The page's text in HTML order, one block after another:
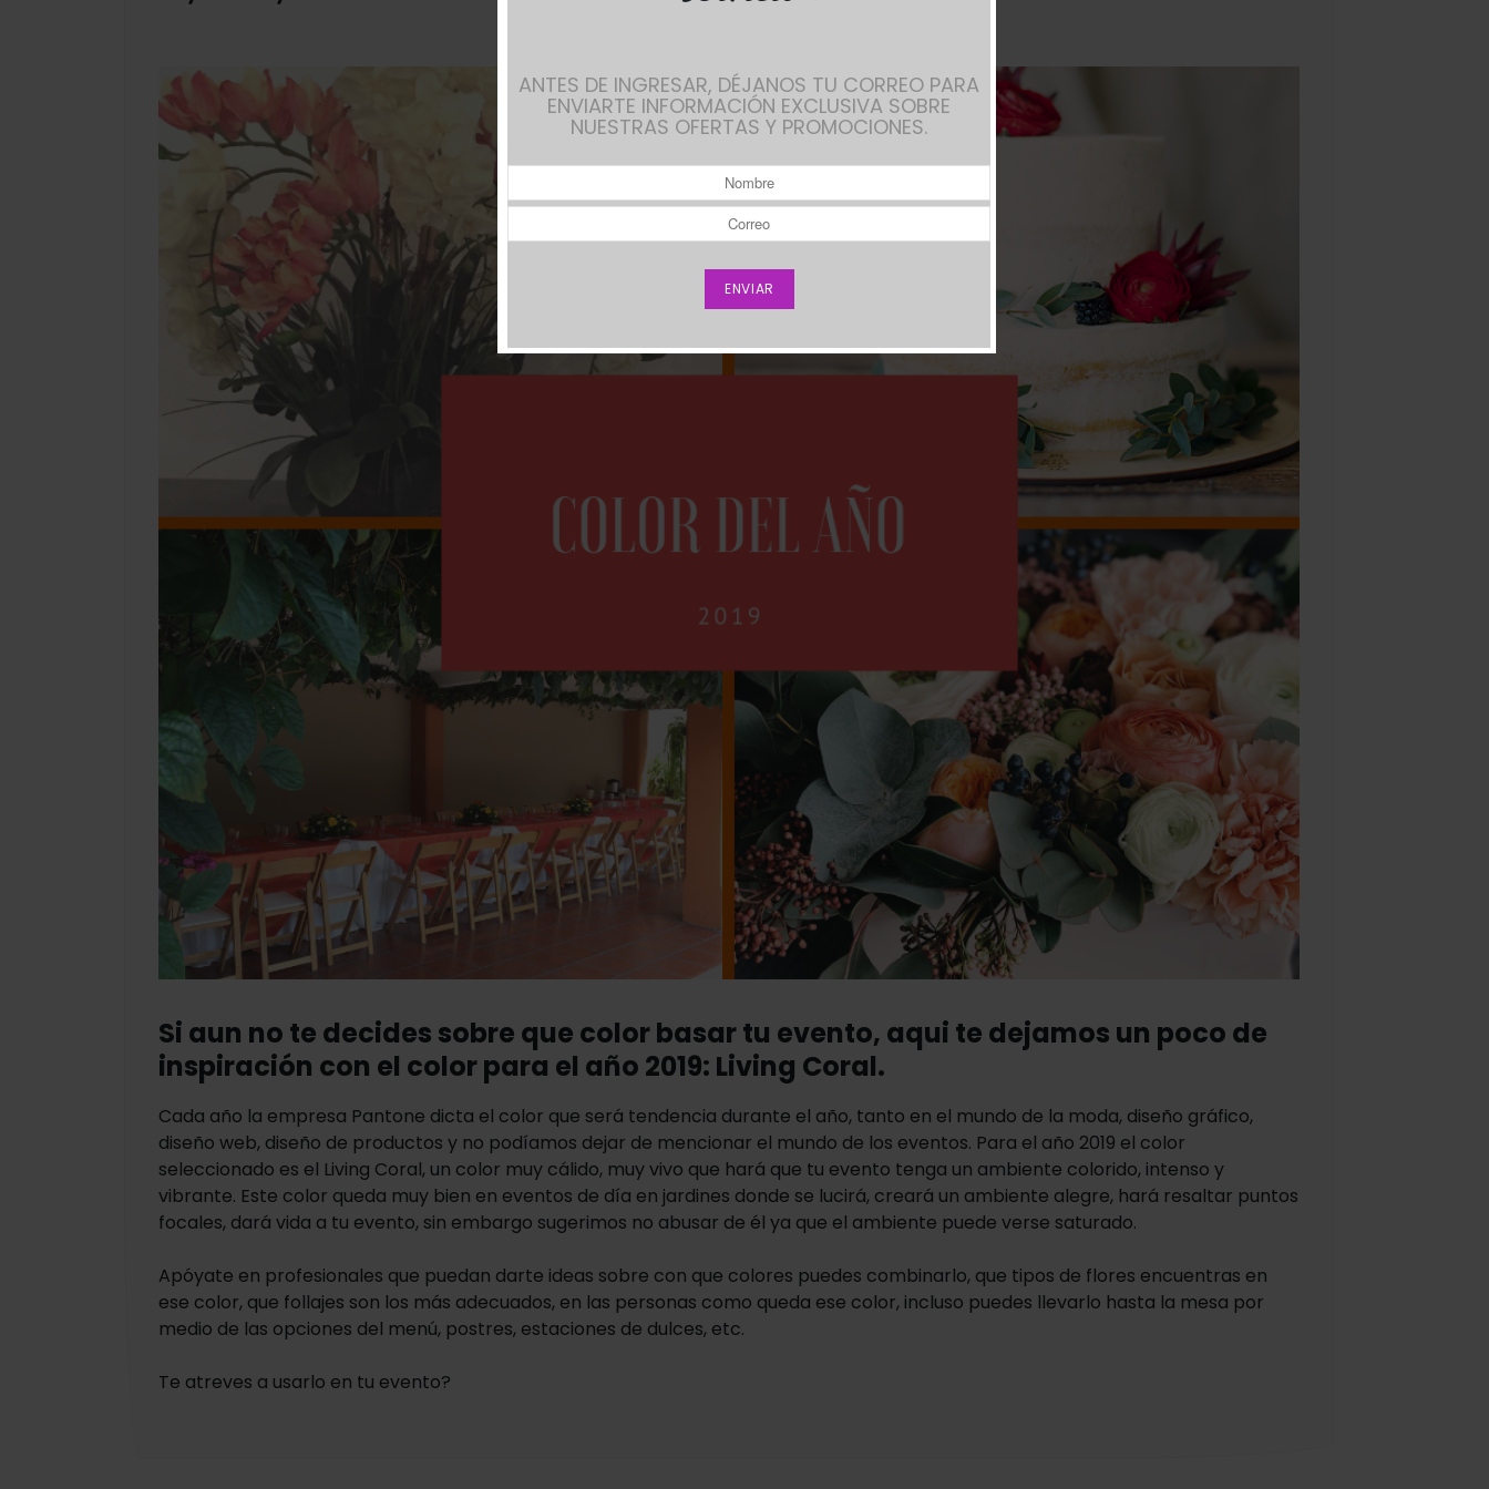
Si aun no te decides sobre que color basar tu evento, aqui te dejamos un poco de
inspiración con el color para el año 2019: Living Coral.
Cada año la empresa Pantone dicta el color que será tendencia durante el año, tanto en el mundo de la moda, diseño gráfico,
diseño web, diseño de productos y no podíamos dejar de mencionar el mundo de los eventos. Para el año 2019 el color
seleccionado es el Living Coral, un color muy cálido, muy vivo que hará que tu evento tenga un ambiente colorido, intenso y
vibrante. Este color queda muy bien en eventos de día en jardines donde se lucirá, creará un ambiente alegre, hará resaltar puntos
focales, dará vida a tu evento, sin embargo sugerimos no abusar de él ya que el ambiente puede verse saturado.
Apóyate en profesionales que puedan darte ideas sobre con que colores puedes combinarlo, que tipos de flores encuentras en
ese color, que follajes son los más adecuados, en las personas como queda ese color, incluso puedes llevarlo hasta la mesa por
medio de las opciones del menú, postres, estaciones de dulces, etc.
Te atreves a usarlo en tu evento?
ANTES DE INGRESAR, DÉJANOS TU CORREO PARA
ENVIARTE INFORMACIÓN EXCLUSIVA SOBRE
NUESTRAS OFERTAS Y PROMOCIONES.